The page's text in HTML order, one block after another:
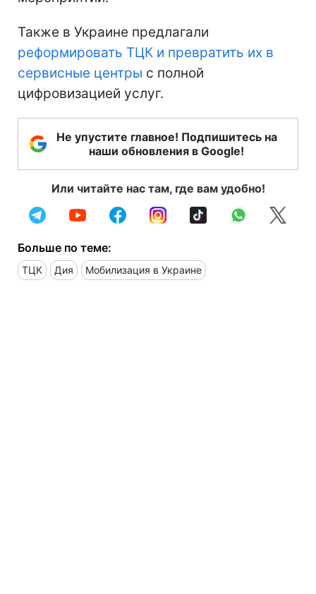
Также в Украине предлагали
реформировать ТЦК и превратить их в
сервисные центры с полной
цифровизацией услуг.
Не упустите главное! Подпишитесь на
наши обновления в Google!
Или читайте нас там, где вам удобно!
Больше по теме:
ТЦК Дия Мобилизация в Украине